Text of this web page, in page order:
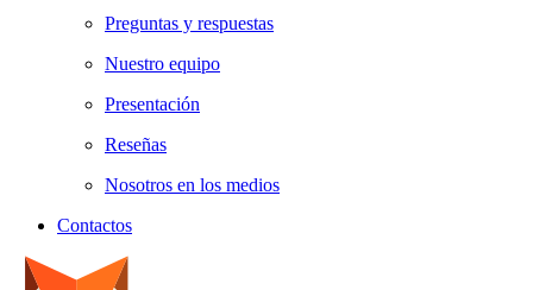
Preguntas y respuestas
Nuestro equipo
Presentación
Reseñas
Nosotros en los medios
Contactos